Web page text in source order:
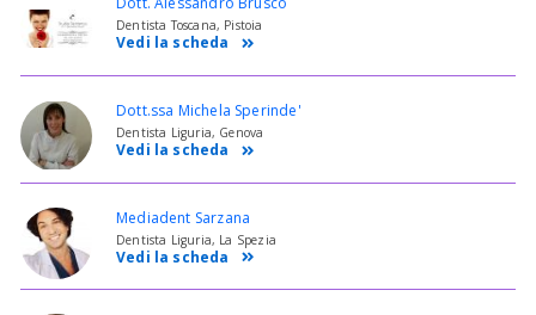
Dentista Toscana, Pistoia
Vedi la scheda
Dott.ssa Michela Sperinde'
Dentista Liguria, Genova
Vedi la scheda
Mediadent Sarzana
Dentista Liguria, La Spezia
Vedi la scheda